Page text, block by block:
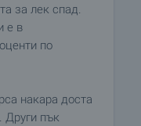
за лек спад.
е в
по
накара доста
Други пък